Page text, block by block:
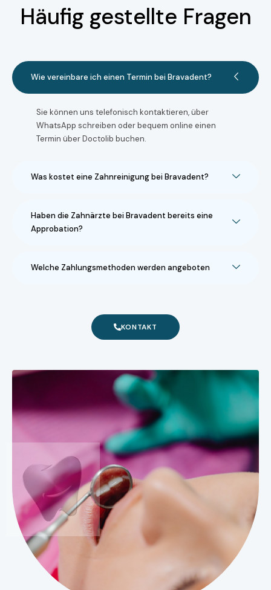
Häufig gestellte Fragen
Wie vereinbare ich einen Termin bei Bravadent?
Sie können uns telefonisch kontaktieren, über
WhatsApp schreiben oder bequem online einen
Termin über Doctolib buchen.
Was kostet eine Zahnreinigung bei Bravadent?
Haben die Zahnärzte bei Bravadent bereits eine
Approbation?
Welche Zahlungsmethoden werden angeboten
KONTAKT